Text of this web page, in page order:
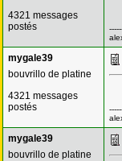
4321 messages
postés
mygale39
bouvrillo de platine
4321 messages
postés
mygale39
bouvrillo de platine